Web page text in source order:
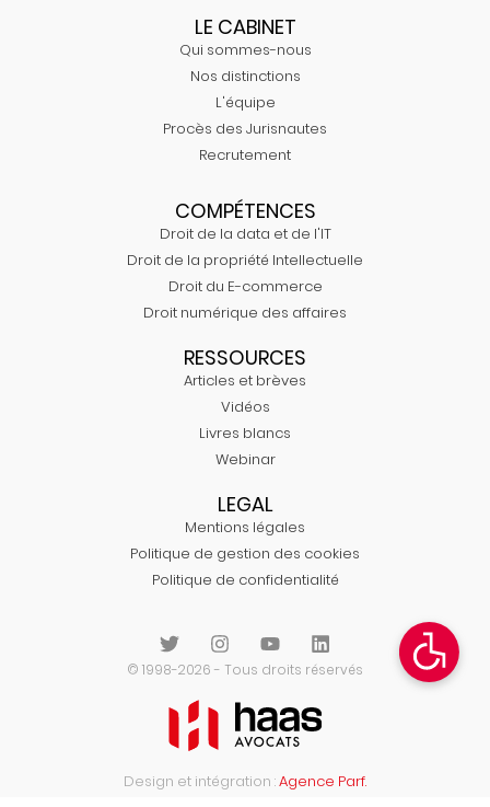
LE CABINET
Qui sommes-nous
Nos distinctions
L'équipe
Procès des Jurisnautes
Recrutement
COMPÉTENCES
Droit de la data et de l'IT
Droit de la propriété Intellectuelle
Droit du E-commerce
Droit numérique des affaires
RESSOURCES
Articles et brèves
Vidéos
Livres blancs
Webinar
LEGAL
Mentions légales
Politique de gestion des cookies
Politique de confidentialité
© 1998-2026 - Tous droits réservés
Design et intégration :Agence Parf.